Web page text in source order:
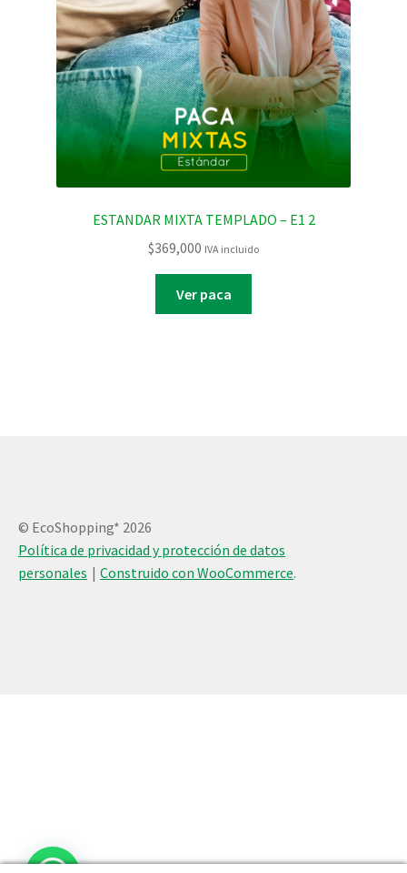
ESTANDAR MIXTA TEMPLADO – E1 2
$369,000 IVA incluido
Ver paca
© EcoShopping* 2026
Política de privacidad y protección de datos
personales
Construido con WooCommerce.